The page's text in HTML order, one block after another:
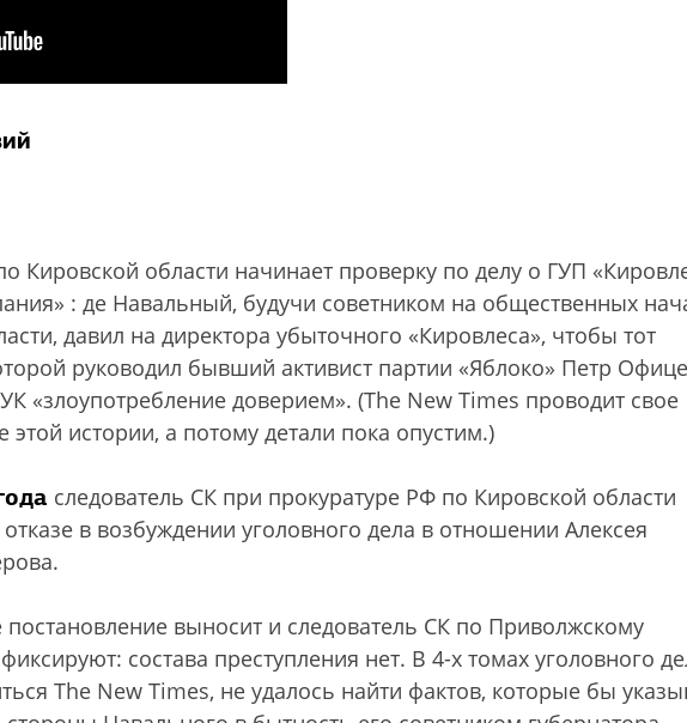
Кировской области начинает проверку по делу о ГУП
: де Навальный, будучи советником на общественных
давил на директора убыточного «Кировлеса», чтобы тот
руководил бывший активист партии «Яблоко» Петр
«злоупотребление доверием». (The New Times проводит свое
этой истории, а потому детали пока опустим.)
следователь СК при прокуратуре РФ по Кировской области
в возбуждении уголовного дела в отношении Алексея
постановление выносит и следователь СК по Приволжскому
состава преступления нет. В 4-х томах уголовного
The New Times, не удалось найти фактов, которые бы